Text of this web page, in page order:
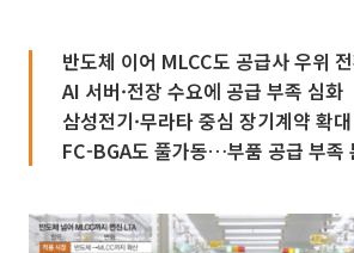
반도체 이어 MLCC도 공급사 우위
AI 서버·전장 수요에 공급 부족 심화
삼성전기·무라타 중심 장기계약 확대
FC-BGA도 풀가동…부품 공급 부족